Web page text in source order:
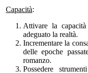
Capacità:
Attivare la
adeguato la realtà.
Incrementare la
delle epoche
romanzo.
Possedere